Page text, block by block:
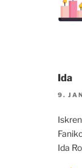
Ida
9.
Ida